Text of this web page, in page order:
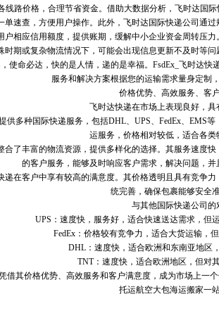
线路价格，合理节省资金。借助大数据分析，飞时达国
单速查，方便用户操作。此外，飞时达国际快递公司通
户相应信用额度，提供账期，缓解中小企业资金周转压
时期或复杂物流情况下，可能会出现信息更新不及时等
使命必达，快的是人情，递的是幸福。FsdEx_飞时达
服务和解决方案根据您的运输需求量身定制
价格优势、高效服务、客
飞时达快递在市场上表现良好，
供多种国际快递服务，包括DHL、UPS、FedEx、EMS
运服务，价格相对较低，适合各
合了丰富的物流资源，提供多样化的选择。其服务速度
的客户服务，能够及时响应客户需求，解决问题，
递在客户中享有较高的满意度。其价格透明且具有竞争
统完善，确保包裹能够安全
与其他国际快递公司的
UPS：速度快，服务好，适合快速送达需求，但
FedEx：价格较有竞争力，适合大货运输，
DHL：速度快，适合欧洲和东南亚地区
TNT：速度快，适合欧洲地区，但对
借其价格优势、高效服务和客户满意度，成为市场上一
托运航空大包海运搬家一